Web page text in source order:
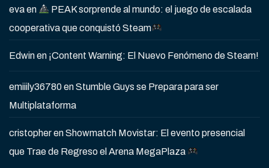
evaen
PEAK sorprende al mundo: el juego de escalada
cooperativa que conquistó Steam
Edwinen ¡Content Warning: El Nuevo Fenómeno de Steam!
emiiily36780enStumble Guys se Prepara para ser
Multiplataforma
cristopherenShowmatch Movistar: El evento presencial
que Trae de Regreso el Arena MegaPlaza